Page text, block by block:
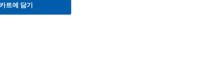
트에 담기